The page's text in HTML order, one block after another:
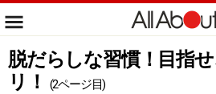
脱だらしな習慣！目指
リ！
(2ページ目)